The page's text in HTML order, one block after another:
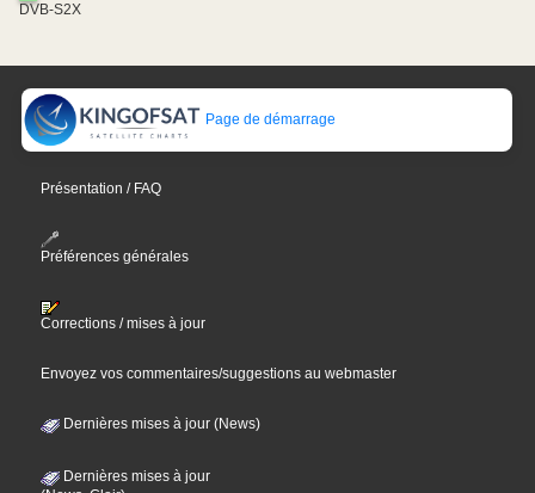
DVB-S2X
Page de démarrage
Présentation / FAQ
Préférences générales
Corrections / mises à jour
Envoyez vos commentaires/suggestions au webmaster
Dernières mises à jour (News)
Dernières mises à jour